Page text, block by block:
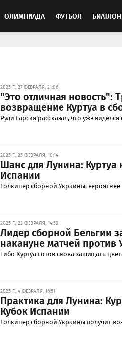
ОЛИМПИАДА ФУТБОЛ БИАТЛОН
2025 Г., 27 ФЕВРАЛЯ, 21:06
"Это отличная новость":
возвращение Куртуа в
Руди Гарсия рассказал, что уже
2025 Г., 25 ФЕВРАЛЯ, 10:14
Шанс для Лунина:
Испании
Голкипер сборной Украины, вероятнее
2025 Г., 23 ФЕВРАЛЯ, 14:53
Лидер сборной Бельгии
накануне матчей против
Тибо Куртуа готов снова защищать
2025 Г., 4 ФЕВРАЛЯ, 16:51
Практика для Лунина:
Кубок Испании
Голкипер сборной Украины получит